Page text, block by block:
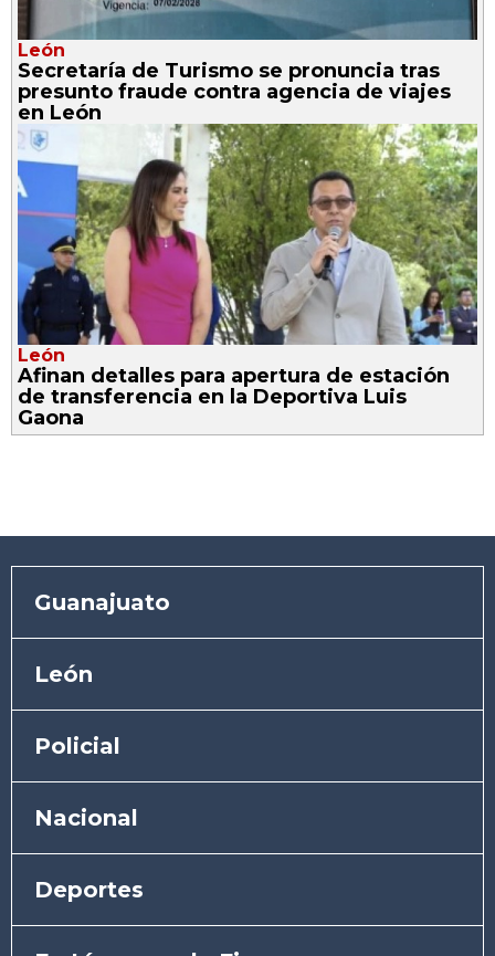
León
Secretaría de Turismo se pronuncia tras
presunto fraude contra agencia de viajes
en León
León
Afinan detalles para apertura de estación
de transferencia en la Deportiva Luis
Gaona
Guanajuato
León
Policial
Nacional
Deportes